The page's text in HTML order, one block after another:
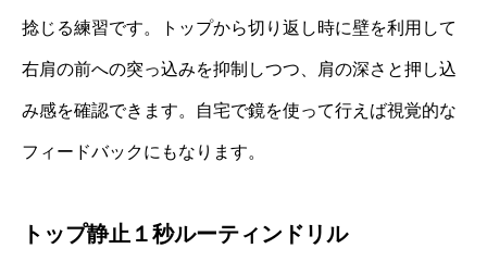
捻じる練習です。トップから切り返し時に壁を利用して
右肩の前への突っ込みを抑制しつつ、肩の深さと押し込
み感を確認できます。自宅で鏡を使って行えば視覚的な
フィードバックにもなります。
トップ静止１秒ルーティンドリル